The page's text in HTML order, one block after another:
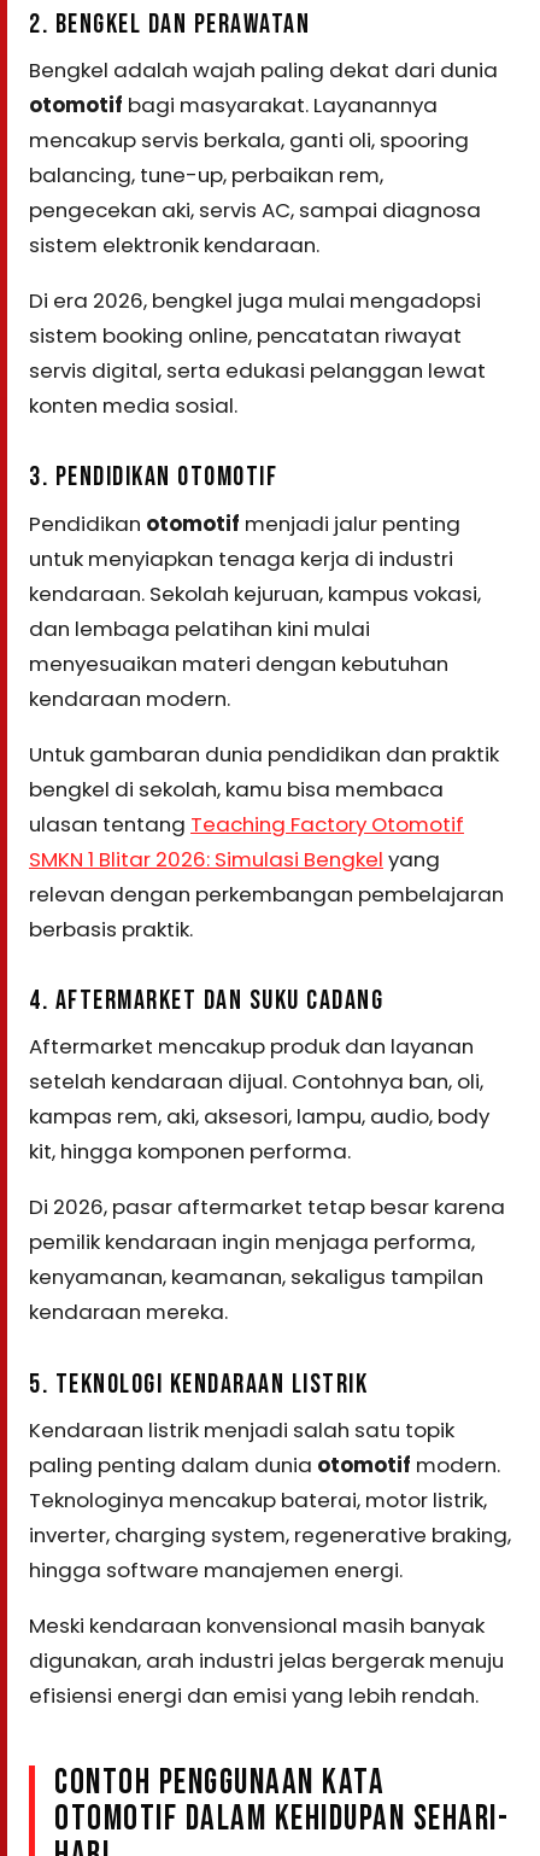
2. BENGKEL DAN PERAWATAN
Bengkel adalah wajah paling dekat dari dunia
otomotif bagi masyarakat. Layanannya
mencakup servis berkala, ganti oli, spooring
balancing, tune-up, perbaikan rem,
pengecekan aki, servis AC, sampai diagnosa
sistem elektronik kendaraan.
Di era 2026, bengkel juga mulai mengadopsi
sistem booking online, pencatatan riwayat
servis digital, serta edukasi pelanggan lewat
konten media sosial.
3. PENDIDIKAN OTOMOTIF
Pendidikan otomotif menjadi jalur penting
untuk menyiapkan tenaga kerja di industri
kendaraan. Sekolah kejuruan, kampus vokasi,
dan lembaga pelatihan kini mulai
menyesuaikan materi dengan kebutuhan
kendaraan modern.
Untuk gambaran dunia pendidikan dan praktik
bengkel di sekolah, kamu bisa membaca
ulasan tentang Teaching Factory Otomotif
SMKN 1 Blitar 2026: Simulasi Bengkel yang
relevan dengan perkembangan pembelajaran
berbasis praktik.
4. AFTERMARKET DAN SUKU CADANG
Aftermarket mencakup produk dan layanan
setelah kendaraan dijual. Contohnya ban, oli,
kampas rem, aki, aksesori, lampu, audio, body
kit, hingga komponen performa.
Di 2026, pasar aftermarket tetap besar karena
pemilik kendaraan ingin menjaga performa,
kenyamanan, keamanan, sekaligus tampilan
kendaraan mereka.
5. TEKNOLOGI KENDARAAN LISTRIK
Kendaraan listrik menjadi salah satu topik
paling penting dalam dunia otomotif modern.
Teknologinya mencakup baterai, motor listrik,
inverter, charging system, regenerative braking,
hingga software manajemen energi.
Meski kendaraan konvensional masih banyak
digunakan, arah industri jelas bergerak menuju
efisiensi energi dan emisi yang lebih rendah.
CONTOH PENGGUNAAN KATA
OTOMOTIF DALAM KEHIDUPAN SEHARI-